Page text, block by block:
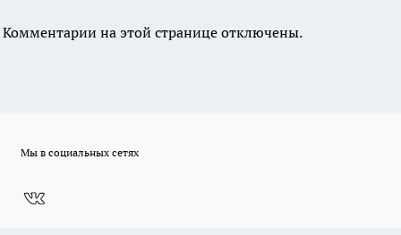
Комментарии на этой странице отключены.
Мы в социальных сетях